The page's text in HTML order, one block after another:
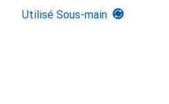
Utilisé Sous-main